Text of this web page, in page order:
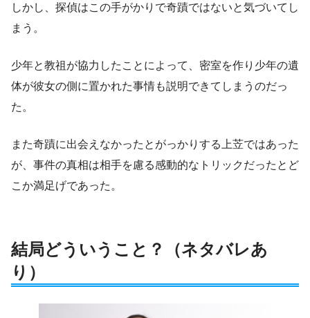
しかし、探偵はこの手がかりで奇蹟ではないと気づいてし
まう。
少年と教祖が協力したことによって、密室を作り少年の遺
体が彼女の側に置かれた事情も説明できてしまうのだっ
た。
また奇蹟に出会えなかったとがっかりする上苙ではあった
が、事件の真相は相手を慮る感動的なトリックだったとど
こか満足げであった。
結局どういうこと？（ネタバレあ
り）